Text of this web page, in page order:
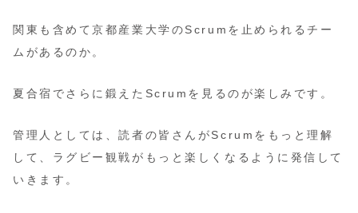
関東も含めて京都産業大学のScrumを止められるチー
ムがあるのか。
夏合宿でさらに鍛えたScrumを見るのが楽しみです。
管理人としては、読者の皆さんがScrumをもっと理解
して、ラグビー観戦がもっと楽しくなるように発信して
いきます。